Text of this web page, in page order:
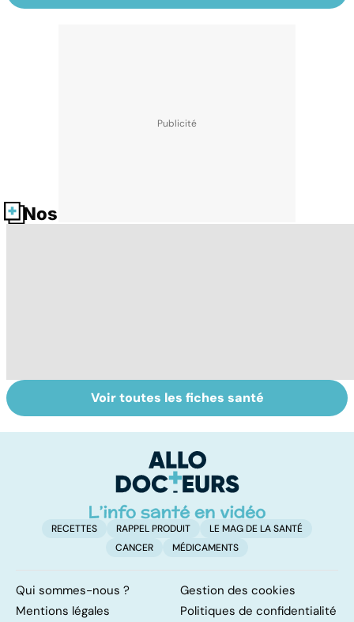
Nos fiches santé
Tout savoir sur
les infections
Inflammation des
amygdales : que
d'angine ?
Voir toutes les fiches santé
RECETTES RAPPEL PRODUIT
LE MAG DE LA SANTÉ
CANCER
MÉDICAMENTS
Qui sommes-nous ?
Gestion des cookies
Mentions légales
Politiques de confidentialité